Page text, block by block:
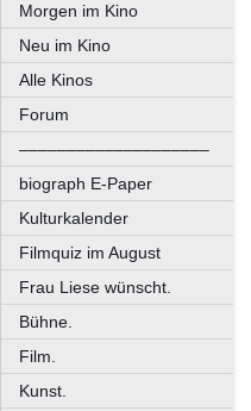
Morgen im Kino
Neu im Kino
Alle Kinos
Forum
––––––––––––––––––––
biograph E-Paper
Kulturkalender
Filmquiz im August
Frau Liese wünscht.
Bühne.
Film.
Kunst.